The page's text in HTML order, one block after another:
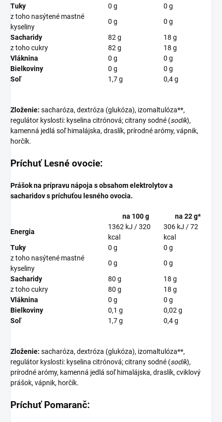
Tuky
0 g
0 g
z toho nasýtené mastné
kyseliny
0 g
0 g
Sacharidy
82 g
18 g
z toho cukry
82 g
18 g
Vláknina
0 g
0 g
Bielkoviny
0 g
0 g
Soľ
1,7 g 0,4 g
Zloženie: sacharóza, dextróza (glukóza), izomaltulóza**,
regulátor kyslosti: kyselina citrónová; citrany sodné (sodík),
kamenná jedlá soľ himalájska, draslík, prírodné arómy, vápnik,
horčík.
Príchuť Lesné ovocie:
Prášok na prípravu nápoja s obsahom elektrolytov a
sacharidov s príchuťou lesného ovocia.
na 100 g na 22 g*
Energia
1362 kJ / 320
kcal
306 kJ / 72
kcal
Tuky
0 g
0 g
z toho nasýtené mastné
kyseliny
0 g
0 g
Sacharidy
80 g
18 g
z toho cukry
80 g
18 g
Vláknina
0 g
0 g
Bielkoviny
0,1 g
0,02 g
Soľ
1,7 g 0,4 g
Zloženie: sacharóza, dextróza (glukóza), izomaltulóza**,
regulátor kyslosti: kyselina citrónová; citrany sodné (sodík),
prírodné arómy, kamenná jedlá soľ himalájska, draslík, cviklový
prášok, vápnik, horčík.
Príchuť Pomaranč: